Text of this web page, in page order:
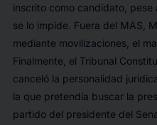
inscrito como candidato, pese
se lo impide. Fuera del MAS,
mediante movilizaciones, el
Finalmente, el Tribunal
canceló la personalidad
la que pretendía buscar la
partido del presidente del